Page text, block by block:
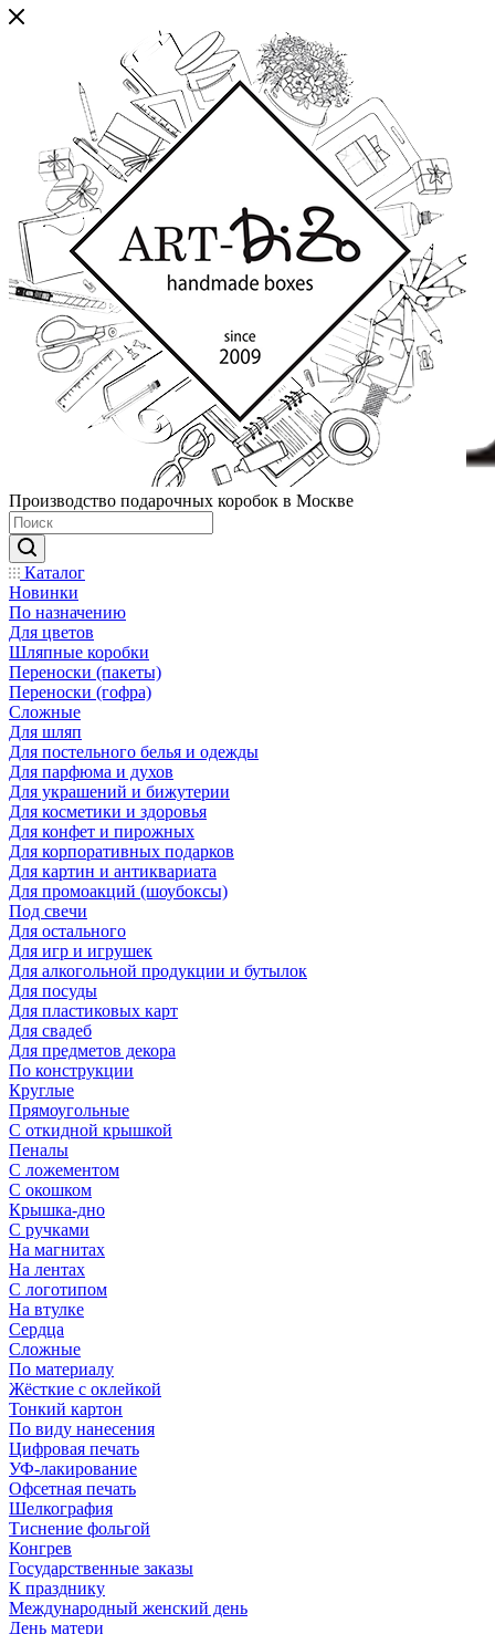
Производство подарочных коробок в Москве
Каталог
Новинки
По назначению
Для цветов
Шляпные коробки
Переноски (пакеты)
Переноски (гофра)
Сложные
Для шляп
Для постельного белья и одежды
Для парфюма и духов
Для украшений и бижутерии
Для косметики и здоровья
Для конфет и пирожных
Для корпоративных подарков
Для картин и антиквариата
Для промоакций (шоубоксы)
Под свечи
Для остального
Для игр и игрушек
Для алкогольной продукции и бутылок
Для посуды
Для пластиковых карт
Для свадеб
Для предметов декора
По конструкции
Круглые
Прямоугольные
С откидной крышкой
Пеналы
С ложементом
С окошком
Крышка-дно
С ручками
На магнитах
На лентах
С логотипом
На втулке
Сердца
Сложные
По материалу
Жёсткие с оклейкой
Тонкий картон
По виду нанесения
Цифровая печать
УФ-лакирование
Офсетная печать
Шелкография
Тиснение фольгой
Конгрев
Государственные заказы
К празднику
Международный женский день
День матери